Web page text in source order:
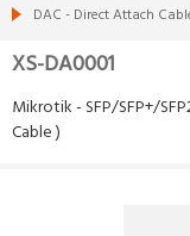
DAC - Direct Attach
XS-DA0001
Mikrotik - SFP/SFP+/
Cable )